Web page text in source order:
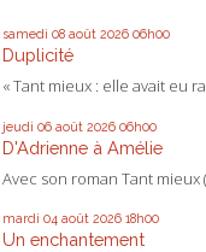
samedi 08 août 2026 06h00
Duplicité
« Tant mieux : elle avait eu
jeudi 06 août 2026 06h00
D'Adrienne à Amélie
Avec son roman Tant mieux
mardi 04 août 2026 18h00
Un enchantement